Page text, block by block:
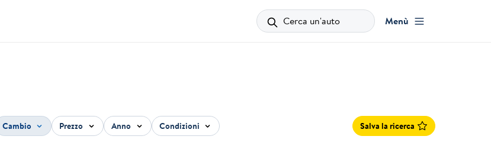
Cerca un'auto Menù
Cambio Prezzo Anno Condizioni Salva la ricerca